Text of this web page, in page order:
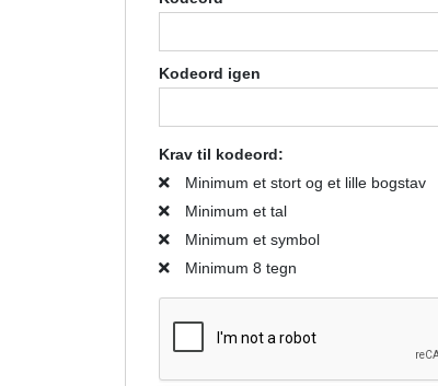
Kodeord igen
Krav til kodeord:
Minimum et stort og et lille bogstav
Minimum et tal
Minimum et symbol
Minimum 8 tegn